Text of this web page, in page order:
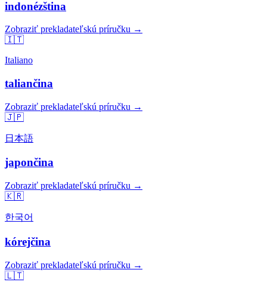
indonézština
Zobraziť prekladateľskú príručku →
🇮🇹
Italiano
taliančina
Zobraziť prekladateľskú príručku →
🇯🇵
日本語
japončina
Zobraziť prekladateľskú príručku →
🇰🇷
한국어
kórejčina
Zobraziť prekladateľskú príručku →
🇱🇹